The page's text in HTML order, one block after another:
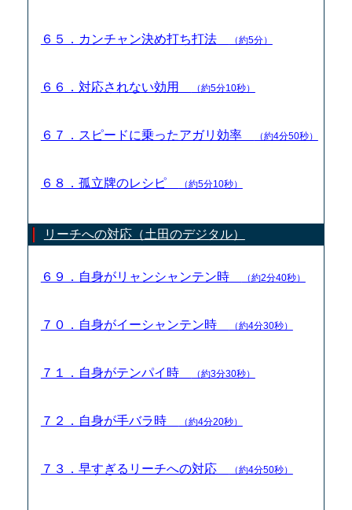
６５．カンチャン決め打ち打法 （約5分）
６６．対応されない効用 （約5分10秒）
６７．スピードに乗ったアガリ効率 （約4分50秒）
６８．孤立牌のレシピ （約5分10秒）
リーチへの対応（土田のデジタル）
６９．自身がリャンシャンテン時 （約2分40秒）
７０．自身がイーシャンテン時 （約4分30秒）
７１．自身がテンパイ時 （約3分30秒）
７２．自身が手バラ時 （約4分20秒）
７３．早すぎるリーチへの対応 （約4分50秒）